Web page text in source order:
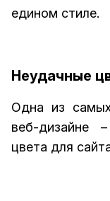
едином стиле.
Неудачные
Одна из
веб-дизайне
цвета для